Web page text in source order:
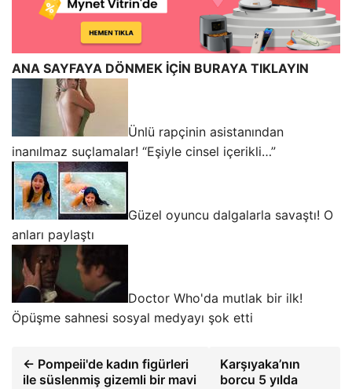
ANA SAYFAYA DÖNMEK İÇİN BURAYA TIKLAYIN
Ünlü rapçinin asistanından
inanılmaz suçlamalar! “Eşiyle cinsel içerikli…”
Güzel oyuncu dalgalarla savaştı! O
anları paylaştı
Doctor Who'da mutlak bir ilk!
Öpüşme sahnesi sosyal medyayı şok etti
← Pompeii'de kadın figürleri
ile süslenmiş gizemli bir mavi
Karşıyaka’nın
borcu 5 yılda